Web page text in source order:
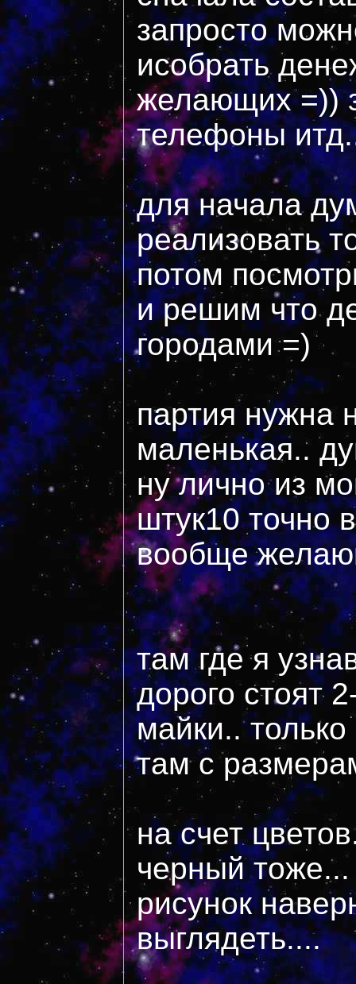
запросто
исобрать
желающих =))
телефоны
для начала
реализовать
потом
и решим что
городами =)
партия нужна
маленькая..
ну лично из
штук10 точно
вообще
там где я
дорого стоят
майки..
там с
на счет
черный
рисунок
выглядеть....